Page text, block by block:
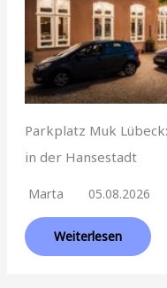
Parkplatz Muk
in der Hansestadt
Marta 05.08.2026
Weiterlesen